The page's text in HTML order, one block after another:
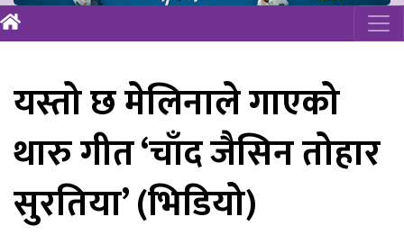
यस्तो छ मेलिनाले गाएको
थारु गीत ‘चाँद जैसिन तोहार
सुरतिया’ (भिडियो)